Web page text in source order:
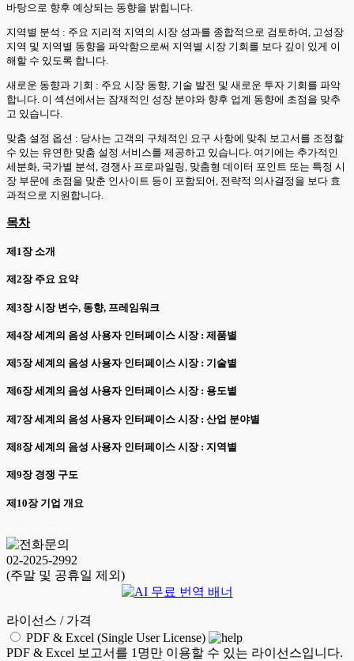
바탕으로 향후 예상되는 동향을 밝힙니다.
지역별 분석 : 주요 지리적 지역의 시장 성과를 종합적으로 검토하여, 고성장
지역 및 지역별 동향을 파악함으로써 지역별 시장 기회를 보다 깊이 있게 이
해할 수 있도록 합니다.
새로운 동향과 기회 : 주요 시장 동향, 기술 발전 및 새로운 투자 기회를 파악
합니다. 이 섹션에서는 잠재적인 성장 분야와 향후 업계 동향에 초점을 맞추
고 있습니다.
맞춤 설정 옵션 : 당사는 고객의 구체적인 요구 사항에 맞춰 보고서를 조정할
수 있는 유연한 맞춤 설정 서비스를 제공하고 있습니다. 여기에는 추가적인
세분화, 국가별 분석, 경쟁사 프로파일링, 맞춤형 데이터 포인트 또는 특정 시
장 부문에 초점을 맞춘 인사이트 등이 포함되어, 전략적 의사결정을 보다 효
과적으로 지원합니다.
목차
제1장 소개
제2장 주요 요약
제3장 시장 변수, 동향, 프레임워크
제4장 세계의 음성 사용자 인터페이스 시장 : 제품별
제5장 세계의 음성 사용자 인터페이스 시장 : 기술별
제6장 세계의 음성 사용자 인터페이스 시장 : 용도별
제7장 세계의 음성 사용자 인터페이스 시장 : 산업 분야별
제8장 세계의 음성 사용자 인터페이스 시장 : 지역별
제9장 경쟁 구도
제10장 기업 개요
02-2025-2992
(주말 및 공휴일 제외)
라이선스 / 가격
PDF & Excel (Single User License)
PDF & Excel 보고서를 1명만 이용할 수 있는 라이선스입니다.